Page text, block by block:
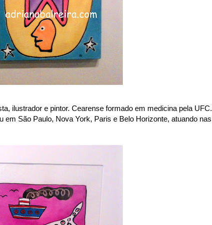
ilustrador e pintor. Cearense formado em medicina pela UFC.
São Paulo, Nova York, Paris e Belo Horizonte, atuando nas